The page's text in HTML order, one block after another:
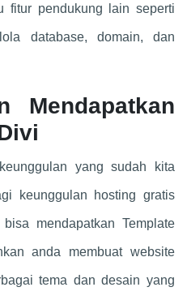
fitur pendukung lain seperti
database, domain, dan
Mendapatkan
yang sudah kita
keunggulan hosting gratis
mendapatkan Template
anda membuat website
tema dan desain yang